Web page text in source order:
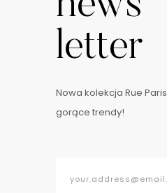
letter
Nowa kolekcja Rue
gorące trendy!